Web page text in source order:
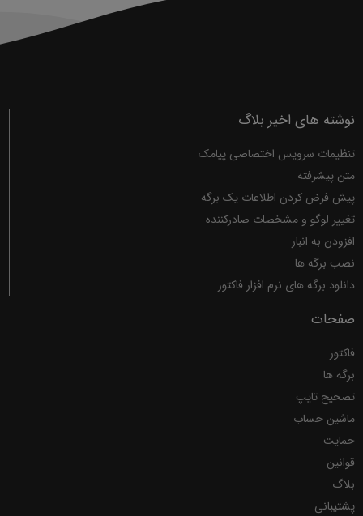
نوشته های اخیر بلاگ
تنظیمات سرویس اختصاصی پیامک
متن پیشرفته
پیش فرض کردن اطلاعات یک برگه
تغییر لوگو و مشخصات صادرکننده
افزودن به انبار
نصب برگه ها
دانلود برگه های نرم افزار فاکتور
صفحات
فاکتور
برگه ها
تصحیح تایپ
ماشین حساب
حمایت
قوانین
بلاگ
پشتیبانی